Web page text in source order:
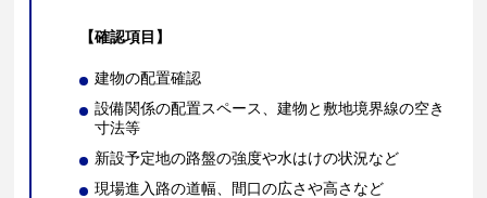
【確認項目】
建物の配置確認
設備関係の配置スペース、建物と敷地境界線の空き
寸法等
新設予定地の路盤の強度や水はけの状況など
現場進入路の道幅、間口の広さや高さなど